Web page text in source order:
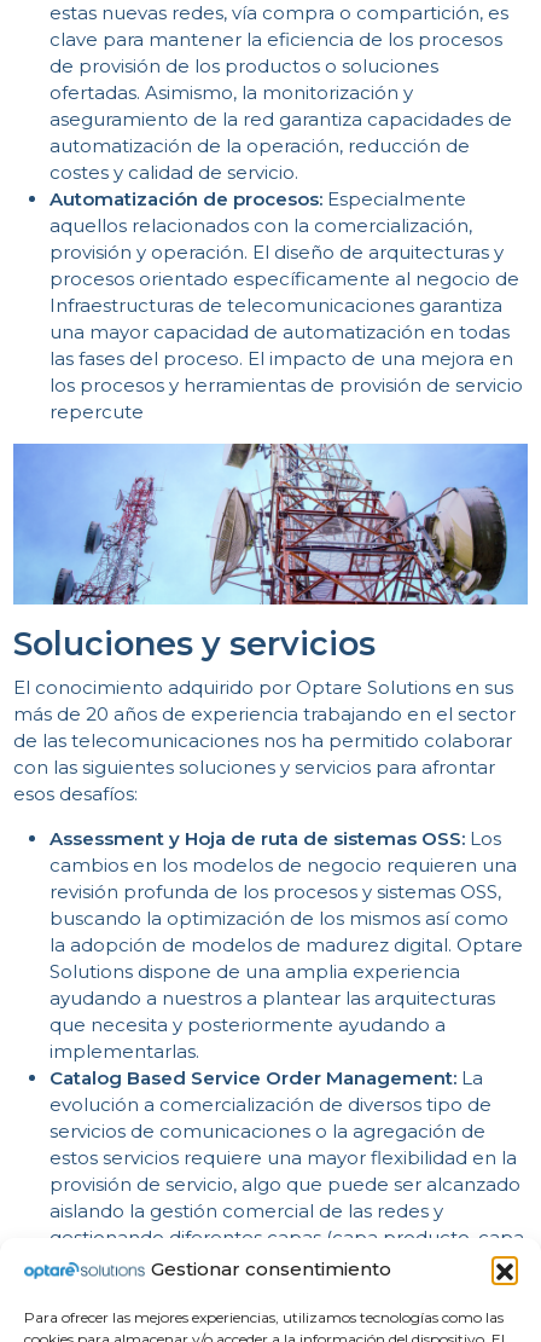
Gestionar consentimiento
Para ofrecer las mejores experiencias, utilizamos tecnologías como las
estas nuevas redes, vía compra o compartición, es
clave para mantener la eficiencia de los procesos
de provisión de los productos o soluciones
ofertadas. Asimismo, la monitorización y
aseguramiento de la red garantiza capacidades de
automatización de la operación, reducción de
costes y calidad de servicio.
Automatización de procesos: Especialmente
aquellos relacionados con la comercialización,
provisión y operación. El diseño de arquitecturas y
procesos orientado específicamente al negocio de
Infraestructuras de telecomunicaciones garantiza
una mayor capacidad de automatización en todas
las fases del proceso. El impacto de una mejora en
los procesos y herramientas de provisión de servicio
repercute
Soluciones y servicios
El conocimiento adquirido por Optare Solutions en sus
más de 20 años de experiencia trabajando en el sector
de las telecomunicaciones nos ha permitido colaborar
con las siguientes soluciones y servicios para afrontar
esos desafíos:
Assessment y Hoja de ruta de sistemas OSS: Los
cambios en los modelos de negocio requieren una
revisión profunda de los procesos y sistemas OSS,
buscando la optimización de los mismos así como
la adopción de modelos de madurez digital. Optare
Solutions dispone de una amplia experiencia
ayudando a nuestros a plantear las arquitecturas
que necesita y posteriormente ayudando a
implementarlas.
Catalog Based Service Order Management: La
evolución a comercialización de diversos tipo de
servicios de comunicaciones o la agregación de
estos servicios requiere una mayor flexibilidad en la
provisión de servicio, algo que puede ser alcanzado
aislando la gestión comercial de las redes y
gestionando diferentes capas (capa producto, capa
servicio, capa recurso) de manera independiente
ganando flexibilidad, time to market y reduciendo
costes de desarrollo y operación.